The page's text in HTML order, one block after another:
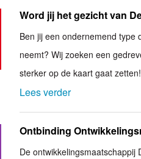
Word jij het gezicht van
Ben jij een ondernemend type
neemt? Wij zoeken een
sterker op de kaart gaat zetten!
Lees verder
Ontbinding
De ontwikkelingsmaatschappij